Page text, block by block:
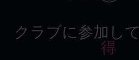
クラブに参加して
得